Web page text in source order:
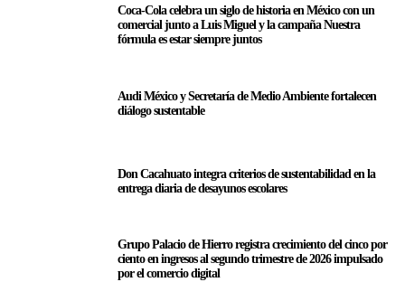
Coca-Cola celebra un siglo de historia en México con un
comercial junto a Luis Miguel y la campaña Nuestra
fórmula es estar siempre juntos
Audi México y Secretaría de Medio Ambiente fortalecen
diálogo sustentable
Don Cacahuato integra criterios de sustentabilidad en la
entrega diaria de desayunos escolares
Grupo Palacio de Hierro registra crecimiento del cinco por
ciento en ingresos al segundo trimestre de 2026 impulsado
por el comercio digital